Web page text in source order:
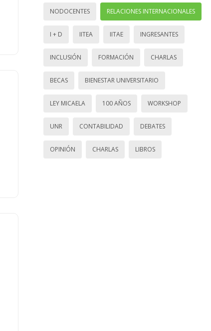
NODOCENTES RELACIONES INTERNACIONALES
I + D IITEA IITAE INGRESANTES
INCLUSIÓN FORMACIÓN CHARLAS
BECAS BIENESTAR UNIVERSITARIO
LEY MICAELA 100 AÑOS WORKSHOP
UNR CONTABILIDAD DEBATES
OPINIÓN CHARLAS LIBROS